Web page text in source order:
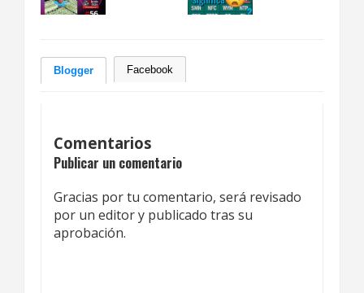
Blogger Facebook
Comentarios
Publicar un comentario
Gracias por tu comentario, será revisado
por un editor y publicado tras su
aprobación.